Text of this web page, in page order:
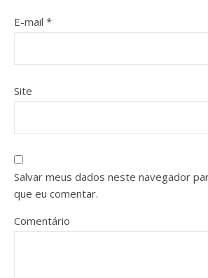
E-mail *
Site
Salvar meus dados neste navegador
que eu comentar.
Comentário